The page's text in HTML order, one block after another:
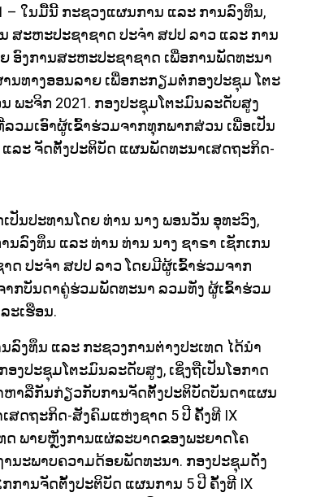
– ໃນມື້ນີ້ ກະຊວງແຜນການ ແລະ ການລົງທຶນ,
ະຫະປະຊາຊາດ ປະຈໍາ ສປປ ລາວ ແລະ ການ
ງການສະຫະປະຊາຊາດ ເພື່ອການພັດທະນາ​​
ນທາງອອນລາຍ ເພື່ອກະກຽມຕໍ່ກອງປະຊຸມ ໂຕະ
ພະຈິກ 2021. ກອງປະຊຸມໂຕະມົນລະດັບສູງ
ວມເອົາຜູ້ເຂົ້າຮ່ວມຈາກທຸກພາກສ່ວນ ເພື່ອເປັນ
ະ ຈັດຕັ້ງປະຕິບັດ ແຜນພັດທະນາເສດຖະກິດ-
ນປະທານໂດຍ ທ່ານ ນາງ ພອນວັນ ອຸທະວົງ,
ລົງທຶນ ແລະ ທ່ານ ທ່ານ ນາງ ຊາຣາ ເຊັກເກນ
ດ ປະຈຳ ສປປ ລາວ ໂດຍມີຜູ້ເຂົ້າຮ່ວມຈາກ
ກບັນດາຄູ່ຮ່ວມພັດທະນາ ລວມທັງ ຜູ້ເຂົ້າຮ່ວມ
ະເຮືອນ.
ງທຶນ ແລະ ກະຊວງການຕ່າງປະເທດ ໄດ້ນໍາ
ປະຊຸມໂຕະມົນລະດັບສູງ, ເຊິ່ງຖືເປັນໂອກາດ
າລືກັນກ່ຽວກັບການຈັດຕັ້ງປະຕິບັດບັນດາແຜນ
ດຖະກິດ-ສັງຄົມແຫ່ງຊາດ 5 ປີ ຄັ້ງທີ IX
ດ ພາຍຫຼັງການແຜ່ລະບາດຂອງພະຍາດໂຄ
ນະພາບຄວາມດ້ອຍພັດທະນາ. ກອງປະຊຸມດັ່ງ
ານຈັດຕັ້ງປະຕິບັດ ແຜນການ 5 ປີ ຄັ້ງທີ IX